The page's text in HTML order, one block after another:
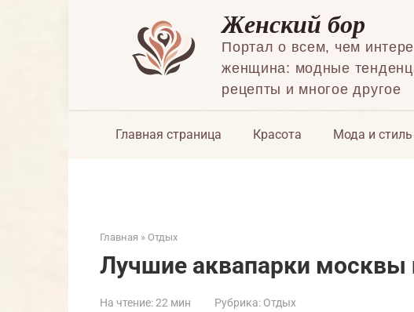
Женский бор
Портал о всем, чем
женщина: модные
рецепты и многое другое
Главная страница Красота Мода и стиль
Главная » Отдых
Лучшие аквапарки москвы
На чтение:22 мин Рубрика: Отдых